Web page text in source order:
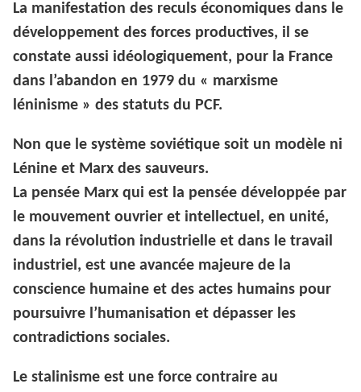
La manifestation des reculs économiques dans le
développement des forces productives, il se
constate aussi idéologiquement, pour la France
dans l’abandon en 1979 du « marxisme
léninisme » des statuts du PCF.
Non que le système soviétique soit un modèle ni
Lénine et Marx des sauveurs.
La pensée Marx qui est la pensée développée par
le mouvement ouvrier et intellectuel, en unité,
dans la révolution industrielle et dans le travail
industriel, est une avancée majeure de la
conscience humaine et des actes humains pour
poursuivre l’humanisation et dépasser les
contradictions sociales.
Le stalinisme est une force contraire au